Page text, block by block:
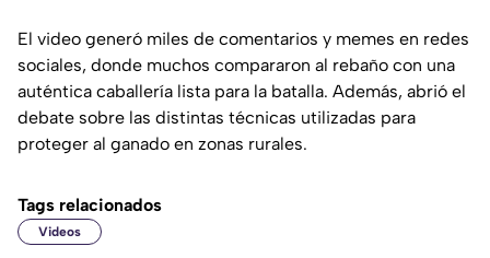
El video generó miles de comentarios y memes en redes
sociales, donde muchos compararon al rebaño con una
auténtica caballería lista para la batalla. Además, abrió el
debate sobre las distintas técnicas utilizadas para
proteger al ganado en zonas rurales.
Tags relacionados
Videos